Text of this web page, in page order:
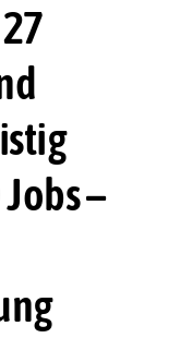
–